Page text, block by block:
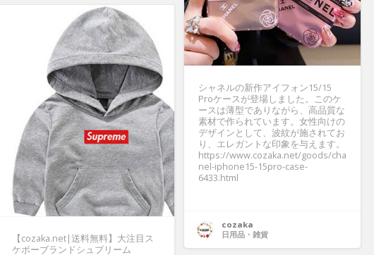
シャネルの新作アイフォン15/15
Proケースが登場しました。このケ
ースは薄型でありながら、高品質な
素材で作られています。女性向けの
デザインとして、波紋が施されてお
り、エレガントな印象を与えます。
https://www.cozaka.net/goods/cha
nel-iphone15-15pro-case-
6433.html
cozaka
日用品・雑貨
【cozaka.net|送料無料】大注目ス
ケボーブランドシュプリーム